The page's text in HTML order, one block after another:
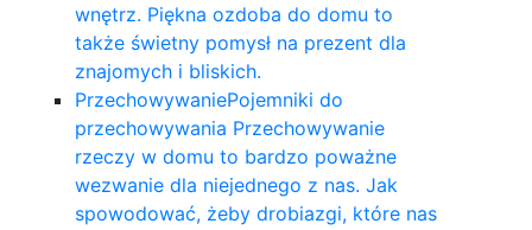
wnętrz. Piękna ozdoba do domu to
także świetny pomysł na prezent dla
znajomych i bliskich.
PrzechowywaniePojemniki do
przechowywania Przechowywanie
rzeczy w domu to bardzo poważne
wezwanie dla niejednego z nas. Jak
spowodować, żeby drobiazgi, które nas